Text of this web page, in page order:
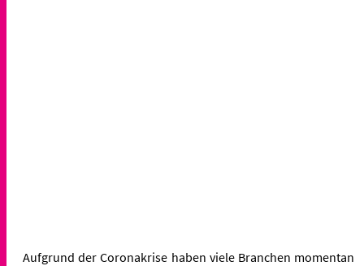
Aufgrund der Coronakrise haben viele Branchen momentan